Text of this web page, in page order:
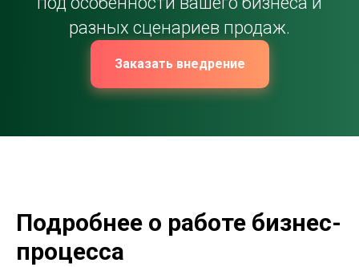
разных сценариев продаж.
Заказать внедрение
Подробнее о работе бизнес-
процесса